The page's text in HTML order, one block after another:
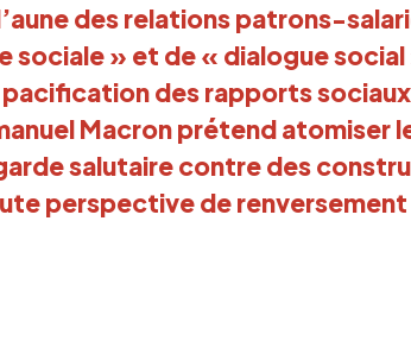
des relations patrons-
sociale » et de « dialogue social
des rapports
Macron prétend atomiser
salutaire contre des
perspective de